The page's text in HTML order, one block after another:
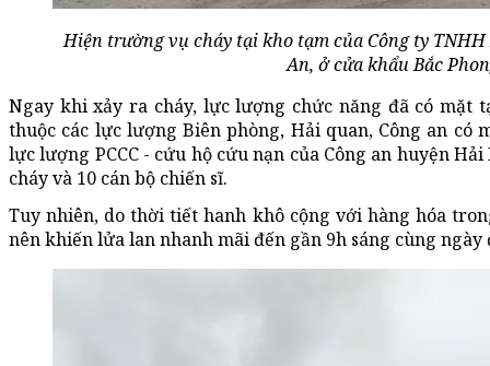
Hiện trường vụ cháy tại kho tạm của Công ty
An, ở cửa khẩu Bắc
Ngay khi xảy ra cháy, lực lượng chức năng đã có mặt
thuộc các lực lượng Biên phòng, Hải quan, Công an
lực lượng PCCC - cứu hộ cứu nạn của Công an huyện
cháy và 10 cán bộ chiến sĩ.
Tuy nhiên, do thời tiết hanh khô cộng với hàng hóa
nên khiến lửa lan nhanh mãi đến gần 9h sáng cùng